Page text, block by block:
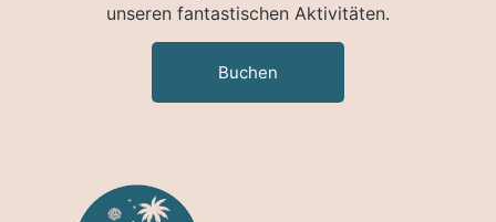
unseren fantastischen Aktivitäten.
Buchen